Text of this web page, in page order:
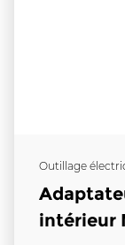
Outillage
intérieur